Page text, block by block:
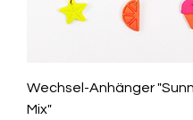
Wechsel-Anhänger
Mix"